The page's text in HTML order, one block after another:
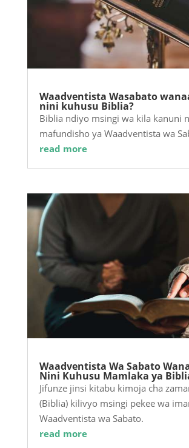
Waadventista Wasabato
nini kuhusu Biblia?
Biblia ndiyo msingi wa kila kanuni
mafundisho ya Waadventista wa
read more
Waadventista Wa Sabato
Nini Kuhusu Mamlaka ya
Jifunze jinsi kitabu kimoja cha
(Biblia) kilivyo msingi pekee wa
Waadventista wa Sabato.
read more